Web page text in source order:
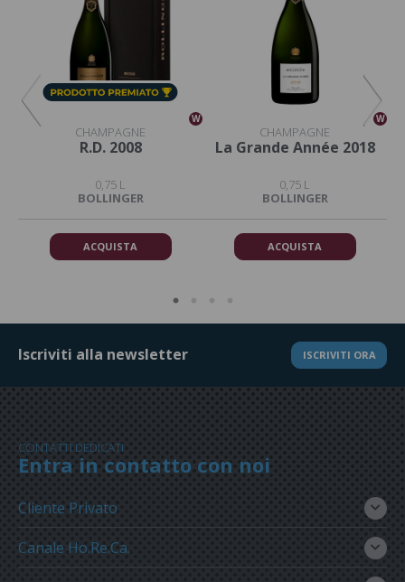
W
CHAMPAGNE
R.D. 2008
0,75 L
BOLLINGER
ACQUISTA
W
CHAMPAGNE
La Grande Année 2018
0,75 L
BOLLINGER
ACQUISTA
Iscriviti alla newsletter ISCRIVITI ORA
CONTATTI DEDICATI
Entra in contatto con noi
Cliente Privato
Canale Ho.Re.Ca.